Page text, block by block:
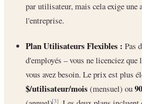
par utilisateur, mais cela exige une
l'entreprise.
Plan Utilisateurs Flexibles : Pas
d'employés – vous ne licenciez
vous avez besoin. Le prix est plus
$/utilisateur/mois (mensuel) ou
[3]